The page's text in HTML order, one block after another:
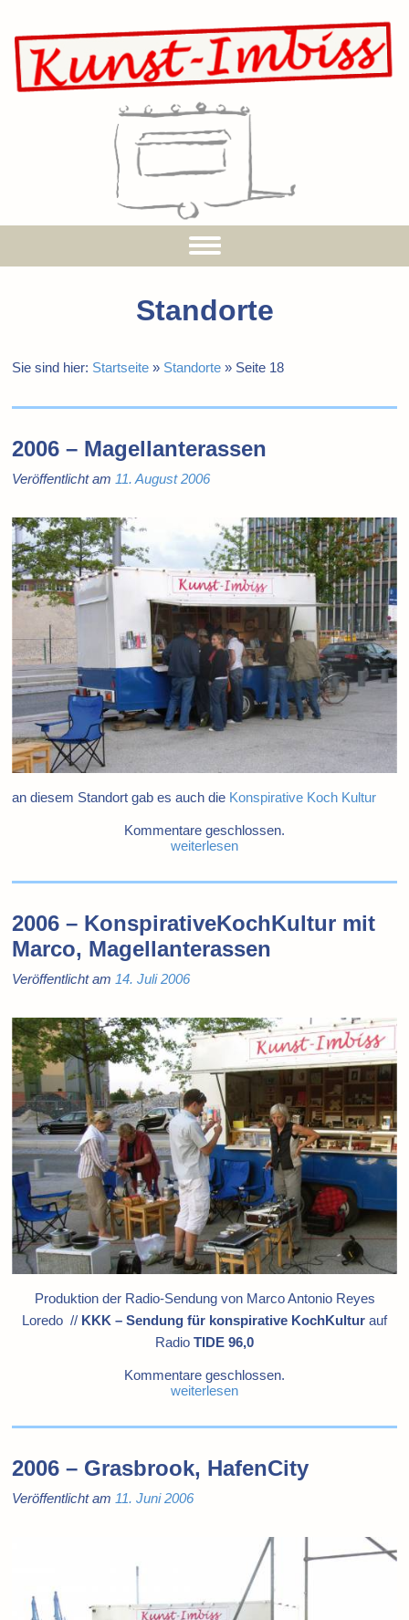
Standorte
Sie sind hier: Startseite » Standorte » Seite 18
2006 – Magellanterassen
Veröffentlicht am 11. August 2006
an diesem Standort gab es auch die Konspirative Koch Kultur
Kommentare geschlossen.
weiterlesen
2006 – KonspirativeKochKultur mit
Marco, Magellanterassen
Veröffentlicht am14. Juli 2006
Produktion der Radio-Sendung von Marco Antonio Reyes
Loredo // KKK – Sendung für konspirative KochKultur auf
Radio TIDE 96,0
Kommentare geschlossen.
weiterlesen
2006 – Grasbrook, HafenCity
Veröffentlicht am 11. Juni 2006